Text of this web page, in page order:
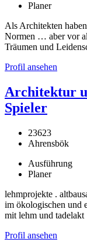
Planer
Als Architekten
Normen … aber vor
Träumen und
Profil ansehen
Architektur
Spieler
23623
Ahrensbök
Ausführung
Planer
lehmprojekte .
im ökologischen und
mit lehm und tadelakt
Profil ansehen